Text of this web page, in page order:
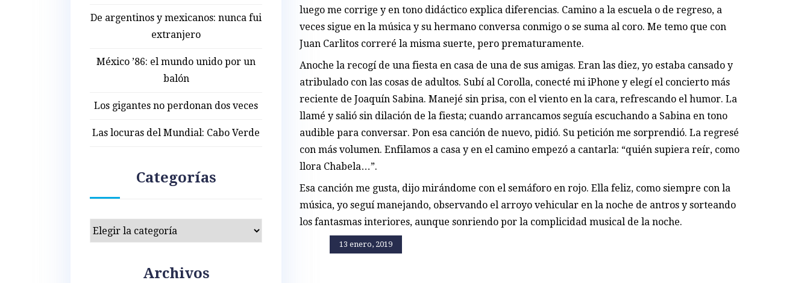
13 enero, 2019
luego me corrige y en tono didáctico explica diferencias. Camino a la escuela o de regreso, a
veces sigue en la música y su hermano conversa conmigo o se suma al coro. Me temo que con
Juan Carlitos correré la misma suerte, pero prematuramente.
Anoche la recogí de una fiesta en casa de una de sus amigas. Eran las diez, yo estaba cansado y
atribulado con las cosas de adultos. Subí al Corolla, conecté mi iPhone y elegí el concierto más
reciente de Joaquín Sabina. Manejé sin prisa, con el viento en la cara, refrescando el humor. La
llamé y salió sin dilación de la fiesta; cuando arrancamos seguía escuchando a Sabina en tono
audible para conversar. Pon esa canción de nuevo, pidió. Su petición me sorprendió. La regresé
con más volumen. Enfilamos a casa y en el camino empezó a cantarla: “quién supiera reír, como
llora Chabela…”.
Esa canción me gusta, dijo mirándome con el semáforo en rojo. Ella feliz, como siempre con la
música, yo seguí manejando, observando el arroyo vehicular en la noche de antros y sorteando
los fantasmas interiores, aunque sonriendo por la complicidad musical de la noche.
De argentinos y mexicanos: nunca fui
extranjero
México ’86: el mundo unido por un
balón
Los gigantes no perdonan dos veces
Las locuras del Mundial: Cabo Verde
Categorías
Categorías
Archivos